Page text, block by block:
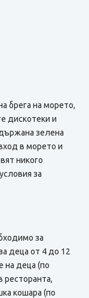
брега на морето,
дискотеки и
зелена
в морето и
никого
за
за
деца от 4 до 12
на деца (по
ресторанта,
кошара (по